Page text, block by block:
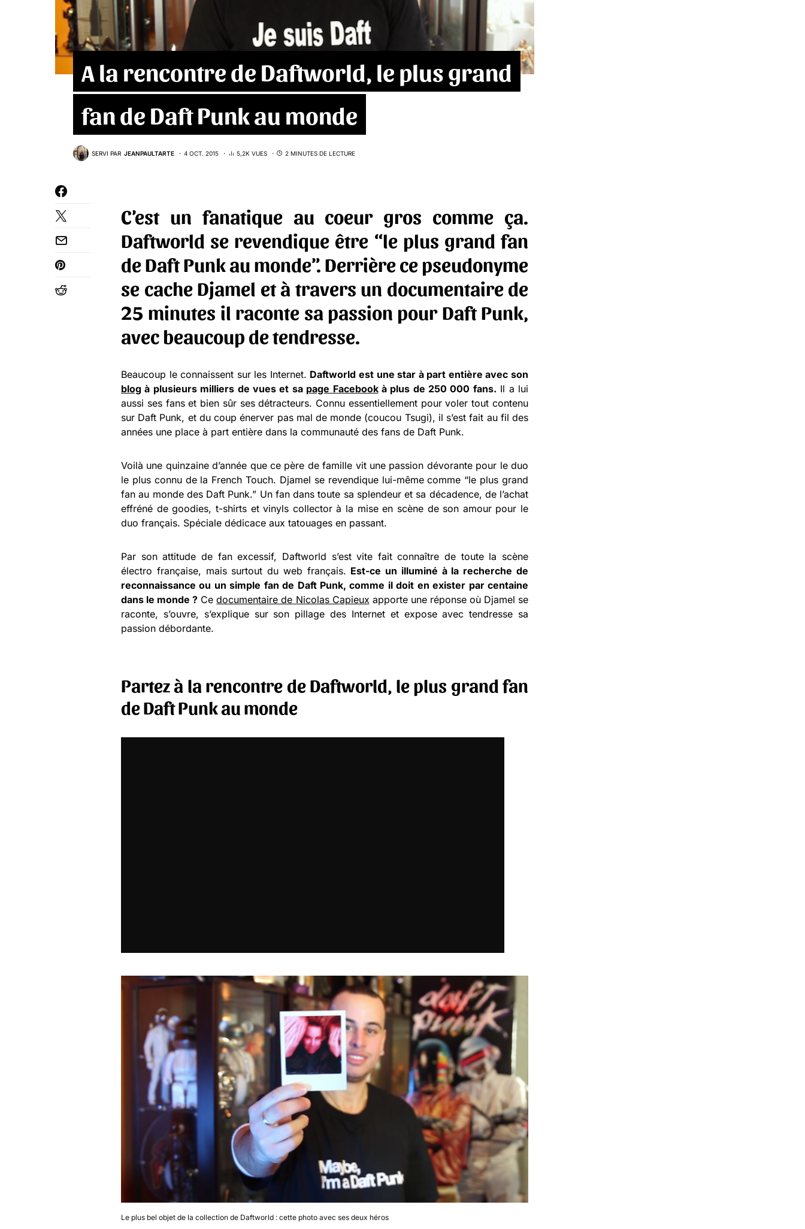
A la rencontre de Daftworld, le plus grand
fan de Daft Punk au monde
SERVI PAR JEANPAULTARTE 4 OCT. 2015 5,2K VUES 2 MINUTES DE LECTURE
C’est un fanatique au coeur gros comme ça.
Daftworld se revendique être “le plus grand fan
de Daft Punk au monde”. Derrière ce pseudonyme
se cache Djamel et à travers un documentaire de
25 minutes il raconte sa passion pour Daft Punk,
avec beaucoup de tendresse.
Beaucoup le connaissent sur les Internet. Daftworld est une star à part entière avec son
blog à plusieurs milliers de vues et sa page Facebookà plus de 250 000 fans. Il a lui
aussi ses fans et bien sûr ses détracteurs. Connu essentiellement pour voler tout contenu
sur Daft Punk, et du coup énerver pas mal de monde (coucou Tsugi), il s’est fait au fil des
années une place à part entière dans la communauté des fans de Daft Punk.
Voilà une quinzaine d’année que ce père de famille vit une passion dévorante pour le duo
le plus connu de la French Touch. Djamel se revendique lui-même comme “le plus grand
fan au monde des Daft Punk.” Un fan dans toute sa splendeur et sa décadence, de l’achat
effréné de goodies, t-shirts et vinyls collector à la mise en scène de son amour pour le
duo français. Spéciale dédicace aux tatouages en passant.
Par son attitude de fan excessif, Daftworld s’est vite fait connaître de toute la scène
électro française, mais surtout du web français. Est-ce un illuminé à la recherche de
reconnaissance ou un simple fan de Daft Punk, comme il doit en exister par centaine
dans le monde ? Cedocumentaire de Nicolas Capieux apporte une réponse où Djamel se
raconte, s’ouvre, s’explique sur son pillage des Internet et expose avec tendresse sa
passion débordante.
Partez à la rencontre de Daftworld, le plus grand fan
de Daft Punk au monde
Le plus bel objet de la collection de Daftworld : cette photo avec ses deux héros